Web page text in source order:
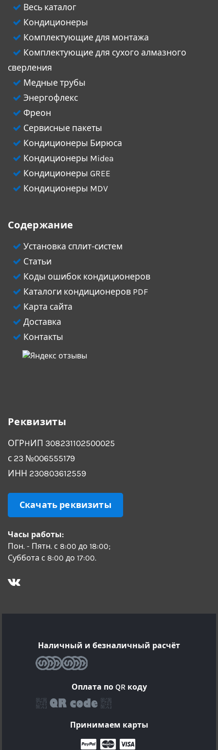
Весь каталог
Кондиционеры
Комплектующие для монтажа
Комплектующие для сухого алмазного
сверления
Медные трубы
Энергофлекс
Фреон
Сервисные пакеты
Кондиционеры Бирюса
Кондиционеры Midea
Кондиционеры GREE
Кондиционеры MDV
Содержание
Установка сплит-систем
Статьи
Коды ошибок кондиционеров
Каталоги кондиционеров PDF
Карта сайта
Доставка
Контакты
Реквизиты
ОГРHИП 308231102500025
с 23 №006555179
ИНН 230803612559
Скачать реквизиты
Часы работы:
Пон. - Пятн. с 8:00 до 18:00;
Суббота с 8:00 до 17:00.
Наличный и безналичный расчёт
Оплата по QR коду
Принимаем карты